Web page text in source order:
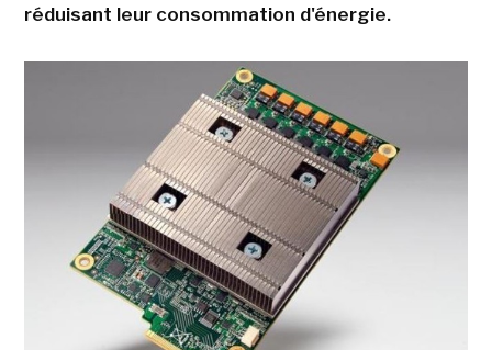
réduisant leur consommation d'énergie.